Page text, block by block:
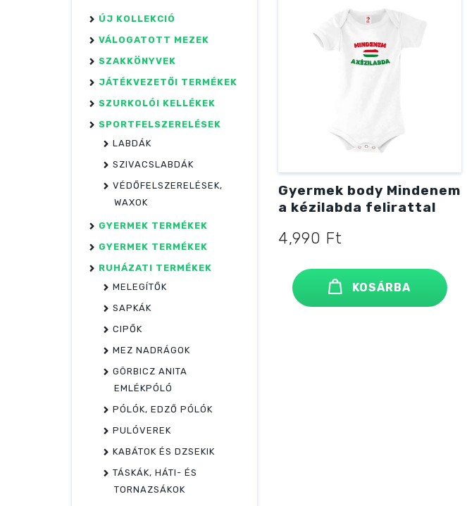
Gyermek body Mindenem
a kézilabda felirattal
4,990 Ft
KOSÁRBA
ÚJ KOLLEKCIÓ
VÁLOGATOTT MEZEK
SZAKKÖNYVEK
JÁTÉKVEZETŐI TERMÉKEK
SZURKOLÓI KELLÉKEK
SPORTFELSZERELÉSEK
LABDÁK
SZIVACSLABDÁK
VÉDŐFELSZERELÉSEK,
WAXOK
GYERMEK TERMÉKEK
GYERMEK TERMÉKEK
RUHÁZATI TERMÉKEK
MELEGÍTŐK
SAPKÁK
CIPŐK
MEZ NADRÁGOK
GÖRBICZ ANITA
EMLÉKPÓLÓ
PÓLÓK, EDZŐ PÓLÓK
PULÓVEREK
KABÁTOK ÉS DZSEKIK
TÁSKÁK, HÁTI- ÉS
TORNAZSÁKOK